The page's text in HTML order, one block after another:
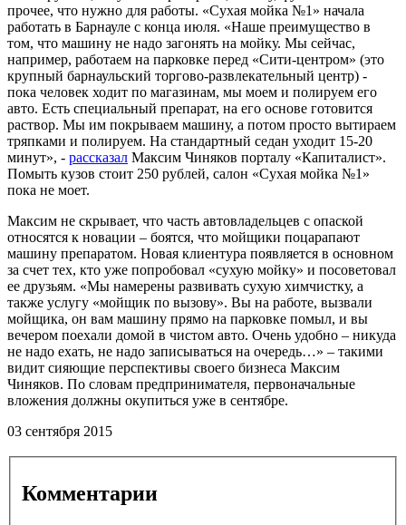
прочее, что нужно для работы. «Сухая мойка №1» начала
работать в Барнауле с конца июля. «Наше преимущество в
том, что машину не надо загонять на мойку. Мы сейчас,
например, работаем на парковке перед «Сити-центром» (это
крупный барнаульский торгово-развлекательный центр) -
пока человек ходит по магазинам, мы моем и полируем его
авто. Есть специальный препарат, на его основе готовится
раствор. Мы им покрываем машину, а потом просто вытираем
тряпками и полируем. На стандартный седан уходит 15-20
минут», - рассказал Максим Чиняков порталу «Капиталист».
Помыть кузов стоит 250 рублей, салон «Сухая мойка №1»
пока не моет.
Максим не скрывает, что часть автовладельцев с опаской
относятся к новации – боятся, что мойщики поцарапают
машину препаратом. Новая клиентура появляется в основном
за счет тех, кто уже попробовал «сухую мойку» и посоветовал
ее друзьям. «Мы намерены развивать сухую химчистку, а
также услугу «мойщик по вызову». Вы на работе, вызвали
мойщика, он вам машину прямо на парковке помыл, и вы
вечером поехали домой в чистом авто. Очень удобно – никуда
не надо ехать, не надо записываться на очередь…» – такими
видит сияющие перспективы своего бизнеса Максим
Чиняков. По словам предпринимателя, первоначальные
вложения должны окупиться уже в сентябре.
03 сентября 2015
Комментарии